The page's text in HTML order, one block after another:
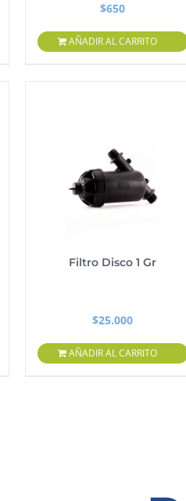
$650
AÑADIR AL CARRITO
Filtro Disco 1 Gr
$25.000
AÑADIR AL CARRITO